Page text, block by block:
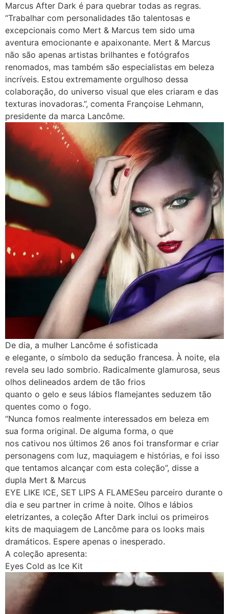
Marcus After Dark é para quebrar todas as regras.
“Trabalhar com personalidades tão talentosas e
excepcionais como Mert & Marcus tem sido uma
aventura emocionante e apaixonante. Mert & Marcus
não são apenas artistas brilhantes e fotógrafos
renomados, mas também são especialistas em beleza
incríveis. Estou extremamente orgulhoso dessa
colaboração, do universo visual que eles criaram e das
texturas inovadoras.”, comenta Françoise Lehmann,
presidente da marca Lancôme.
De dia, a mulher Lancôme é sofisticada
e elegante, o símbolo da sedução francesa. À noite, ela
revela seu lado sombrio. Radicalmente glamurosa, seus
olhos delineados ardem de tão frios
quanto o gelo e seus lábios flamejantes seduzem tão
quentes como o fogo.
“Nunca fomos realmente interessados ​​em beleza em
sua forma original. De alguma forma, o que
nos cativou nos últimos 26 anos foi transformar e criar
personagens com luz, maquiagem e histórias, e foi isso
que tentamos alcançar com esta coleção”, disse a
dupla Mert & Marcus
EYE LIKE ICE, SET LIPS A FLAMESeu parceiro durante o
dia e seu partner in crime à noite. Olhos e lábios
eletrizantes, a coleção After Dark inclui os primeiros
kits de maquiagem de Lancôme para os looks mais
dramáticos. Espere apenas o inesperado.
A coleção apresenta:
Eyes Cold as Ice Kit